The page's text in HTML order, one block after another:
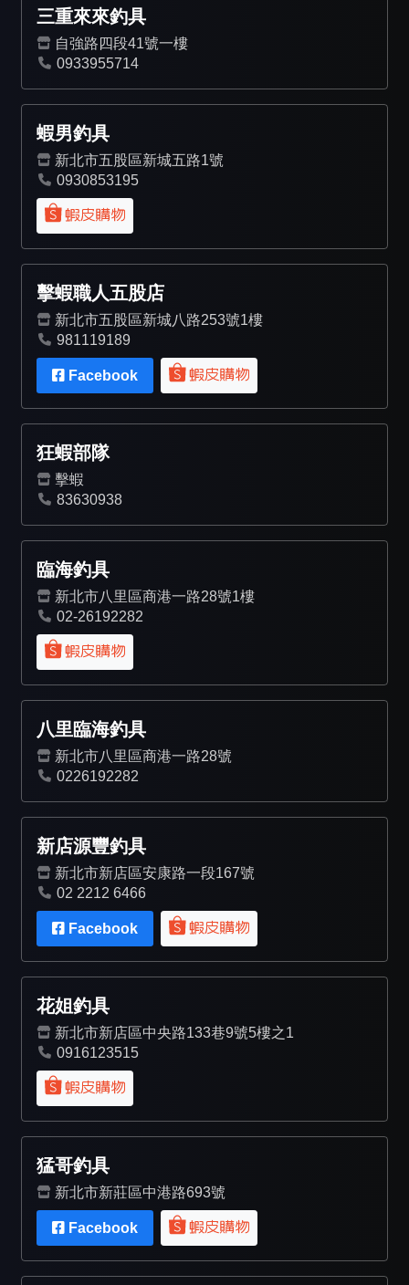
三重來來釣具
自強路四段41號一樓
0933955714
蝦男釣具
新北市五股區新城五路1號
0930853195
擊蝦職人五股店
新北市五股區新城八路253號1樓
981119189
Facebook
狂蝦部隊
擊蝦
83630938
臨海釣具
新北市八里區商港一路28號1樓
02-26192282
八里臨海釣具
新北市八里區商港一路28號
0226192282
新店源豐釣具
新北市新店區安康路一段167號
02 2212 6466
Facebook
花姐釣具
新北市新店區中央路133巷9號5樓之1
0916123515
猛哥釣具
新北市新莊區中港路693號
Facebook